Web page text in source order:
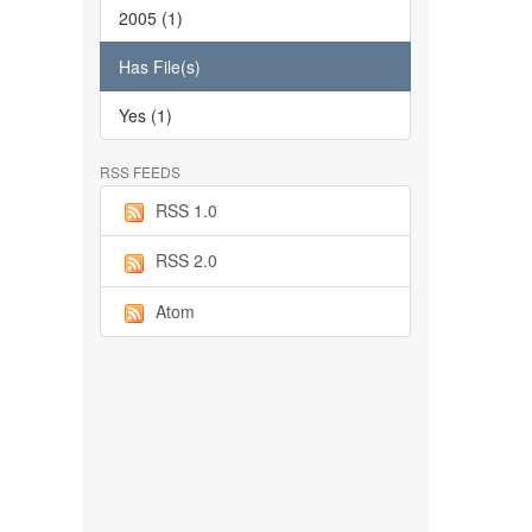
2005 (1)
Has File(s)
Yes (1)
RSS FEEDS
RSS 1.0
RSS 2.0
Atom